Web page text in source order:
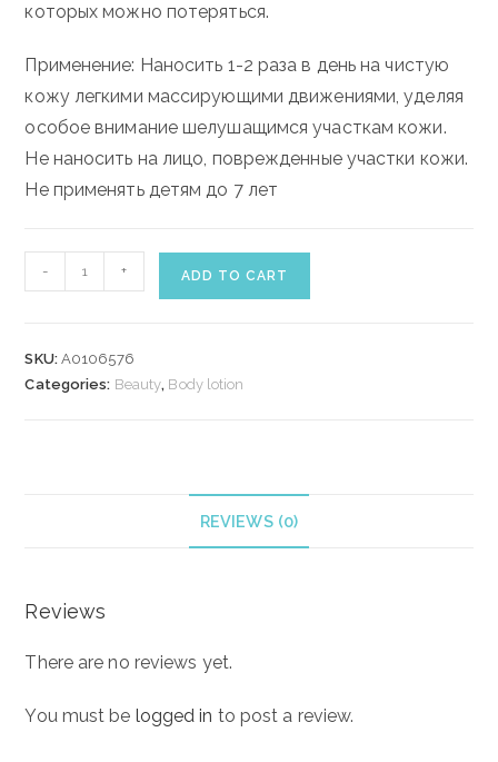
которых можно потеряться.
Применение: Наносить 1-2 раза в день на чистую
кожу легкими массирующими движениями, уделяя
особое внимание шелушащимся участкам кожи.
Не наносить на лицо, поврежденные участки кожи.
Не применять детям до 7 лет
ARDEN
- + ADD TO CART
SKU: A0106576
Categories: Beauty, Body lotion
REVIEWS (0)
Reviews
There are no reviews yet.
You must be logged in to post a review.